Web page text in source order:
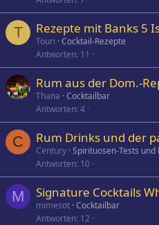
T Rezepte mit Banks 5
Touri Cocktail-Rezepte
Antworten 11
Rum aus der Dom.-
Thana Cocktailbar
Antworten 4
C Rum Drinks und der
Century Spirituosen-Tests und
Antworten 10
M Signature Cocktails
mimesot Cocktailbar
Antworten 12